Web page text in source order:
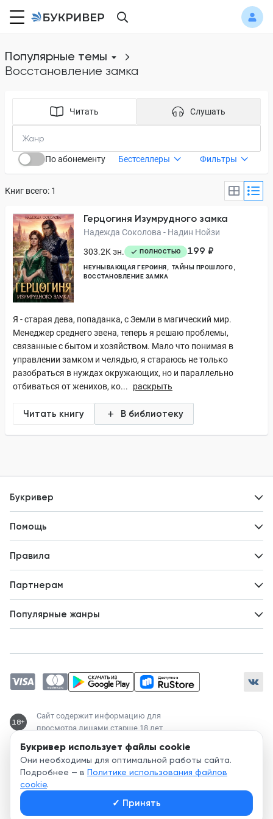
Букривер использует файлы cookie
Они необходимы для оптимальной работы сайта.
Подробнее — в Политике использования файлов
cookie.
✓ Принять
Популярные темы
восстановление замка
Читать Слушать
По абонементу Бестселлеры Фильтры
Книг всего: 1
Герцогиня Изумрудного замка
Надежда Соколова - Надин Нойзи
303.2K зн.
ПОЛНОСТЬЮ 199 ₽
НЕУНЫВАЮЩАЯ ГЕРОИНЯ
ТАЙНЫ ПРОШЛОГО
ВОССТАНОВЛЕНИЕ ЗАМКА
Я - старая дева, попаданка, с Земли в магический мир.
Менеджер среднего звена, теперь я решаю проблемы,
связанные с бытом и хозяйством. Мало что понимая в
управлении замком и челядью, я стараюсь не только
разобраться в нуждах окружающих, но и параллельно
отбиваться от женихов, ко...
раскрыть
Читать книгу В библиотеку
Букривер
Новости
Помощь
Правила
Партнерам
Популярные жанры
Магические академии
Современный любовный роман
Любовное фэнтези
18+
Сайт содержит информацию для
просмотра лицами старше 18 лет
Служба поддержки:
support@bookriver.ru
2020-
© Bookriver — литературно-издательская площадка,
объединяющая читателей и авторов.